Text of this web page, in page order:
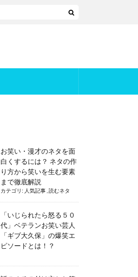
お笑い・漫才のネタを面
白くするには？ ネタの作
り方から笑いを生む要素
まで徹底解説
カテゴリ: 人気記事 読むネタ
「いじられたら怒る５０
代」ベテランお笑い芸人
「ギブ大久保」の爆笑エ
ピソードとは！？